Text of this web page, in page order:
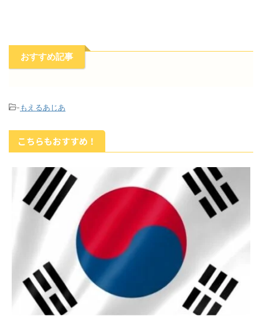
おすすめ記事
-もえるあじあ
こちらもおすすめ！